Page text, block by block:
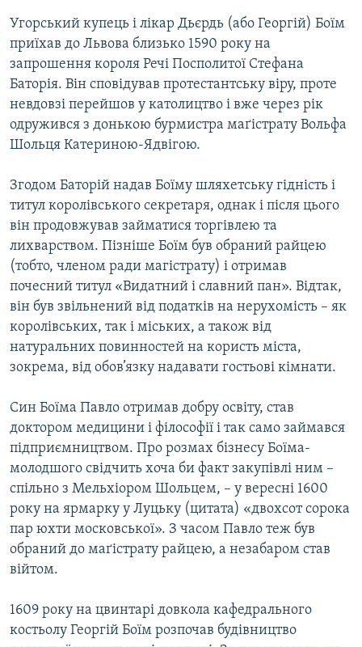
Угорський купець і лікар Дьєрдь (або Георгій) Боїм
приїхав до Львова близько 1590 року на
запрошення короля Речі Посполитої Стефана
Баторія. Він сповідував протестантську віру, проте
невдовзі перейшов у католицтво і вже через рік
одружився з донькою бурмистра маґістрату Вольфа
Шольця Катериною-Ядвігою.
Згодом Баторій надав Боїму шляхетську гідність і
титул королівського секретаря, однак і після цього
він продовжував займатися торгівлею та
лихварством. Пізніше Боїм був обраний райцею
(тобто, членом ради магістрату) і отримав
почесний титул «Видатний і славний пан». Відтак,
він був звільнений від податків на нерухомість – як
королівських, так і міських, а також від
натуральних повинностей на користь міста,
зокрема, від обов’язку надавати гостьові кімнати.
Син Боїма Павло отримав добру освіту, став
доктором медицини і філософії і так само займався
підприємництвом. Про розмах бізнесу Боїма-
молодшого свідчить хоча би факт закупівлі ним –
спільно з Мельхіором Шольцем, – у вересні 1600
року на ярмарку у Луцьку (цитата) «двохсот сорока
пар юхти московської». З часом Павло теж був
обраний до маґістрату райцею, а незабаром став
війтом.
1609 року на цвинтарі довкола кафедрального
костьолу Георгій Боїм розпочав будівництво